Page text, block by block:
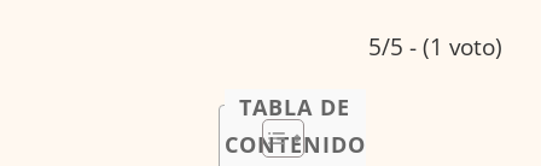
5/5 - (1 voto)
TABLA DE
CONTENIDO